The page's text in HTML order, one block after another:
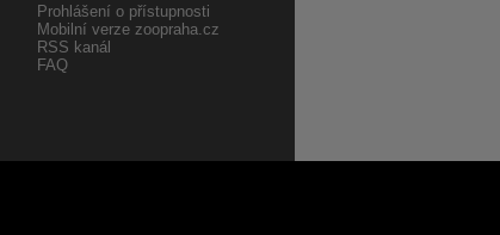
Prohlášení o přístupnosti
Mobilní verze zoopraha.cz
RSS kanál
FAQ